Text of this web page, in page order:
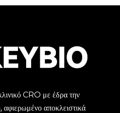
CRO με έδρα την
αποκλειστικά